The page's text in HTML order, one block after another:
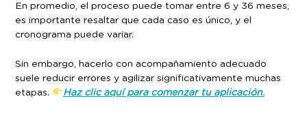
En promedio, el proceso puede tomar entre 6 y 36 meses,
es importante resaltar que cada caso es único, y el
cronograma puede variar.
Sin embargo, hacerlo con acompañamiento adecuado
suele reducir errores y agilizar significativamente muchas
etapas.
Haz clic aquí para comenzar tu aplicación.